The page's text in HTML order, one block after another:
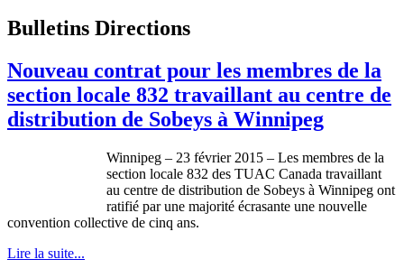
Bulletins Directions
Nouveau contrat pour les membres de la
section locale 832 travaillant au centre de
distribution de Sobeys à Winnipeg
Winnipeg – 23 février 2015 – Les membres de la
section locale 832 des TUAC Canada travaillant
au centre de distribution de Sobeys à Winnipeg ont
ratifié par une majorité écrasante une nouvelle
convention collective de cinq ans.
Lire la suite...